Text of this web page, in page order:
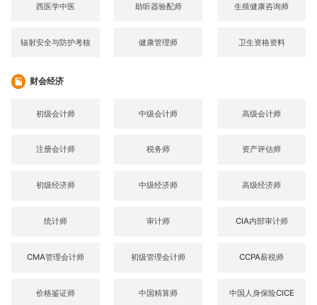
西医学中医 助听器验配师 生殖健康咨询师
辐射安全与防护考核 健康管理师 卫生资格资料
财会经济
初级会计师 中级会计师 高级会计师
注册会计师 税务师 资产评估师
初级经济师 中级经济师 高级经济师
统计师 审计师 CIA内部审计师
CMA管理会计师 初级管理会计师 CCPA薪税师
价格鉴证师 中国精算师 中国人身保险CICE